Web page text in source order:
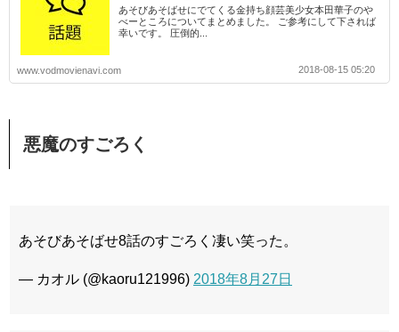
あそびあそばせにでてくる金持ち顔芸美少女本田華子のや
べーところについてまとめました。 ご参考にして下されば
幸いです。 圧倒的...
www.vodmovienavi.com 2018-08-15 05:20
悪魔のすごろく
あそびあそばせ8話のすごろく凄い笑った。
— カオル (@kaoru121996) 2018年8月27日